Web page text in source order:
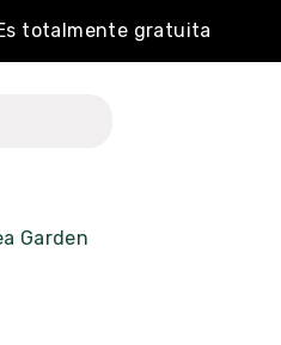
totalmente gratuita
Garden